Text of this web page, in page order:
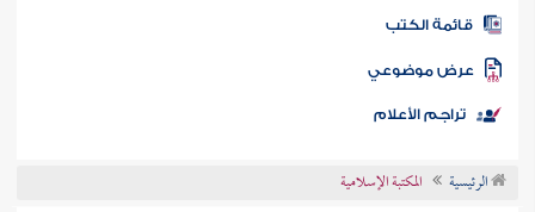
المكتبة
الكتب
موضوعي
تراجم الأعلام
الرئيسية المكتبة الإسلامية